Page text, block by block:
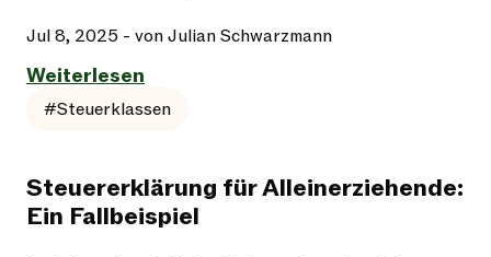
Jul 8, 2025 - von Julian Schwarzmann
Weiterlesen
#Steuerklassen
Steuererklärung für Alleinerziehende:
Ein Fallbeispiel